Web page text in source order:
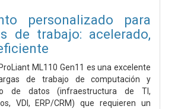
personalizado para
de trabajo: acelerado,
ML110 Gen11 es una excelente
de trabajo de computación y
de datos (infraestructura de TI,
VDI, ERP/CRM) que requieren un